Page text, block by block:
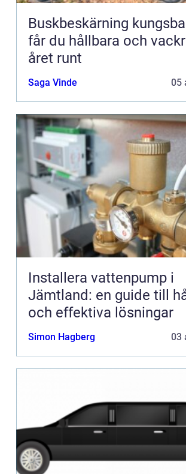
Buskbeskärning
får du hållbara och
året runt
Saga Vinde 05
Installera vattenpump i
Jämtland: en guide till
och effektiva lösningar
Simon Hagberg 03